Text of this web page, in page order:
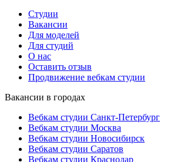
Студии
Вакансии
Для моделей
Для студий
О нас
Оставить отзыв
Продвижение вебкам студии
Вакансии в городах
Вебкам студии Санкт-Петербург
Вебкам студии Москва
Вебкам студии Новосибирск
Вебкам студии Саратов
Вебкам студии Краснодар